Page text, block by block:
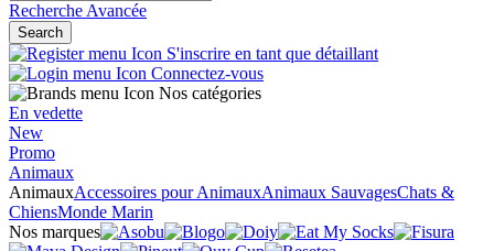
Recherche Avancée
Search
S'inscrire en tant que détaillant
Connectez-vous
Nos catégories
En vedette
New
Promo
Animaux
AnimauxAccessoires pour AnimauxAnimaux SauvagesChats &
ChiensMonde Marin
Nos marques